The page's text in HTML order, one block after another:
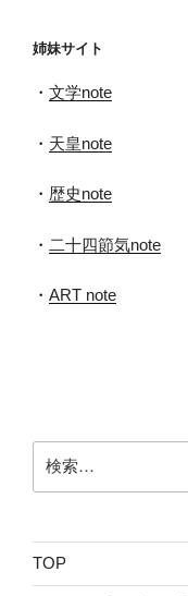
ブ
姉妹サイト
・ 文学note
・ 天皇note
・ 歴史note
・ 二十四節気note
・ ART note
索:
TOP